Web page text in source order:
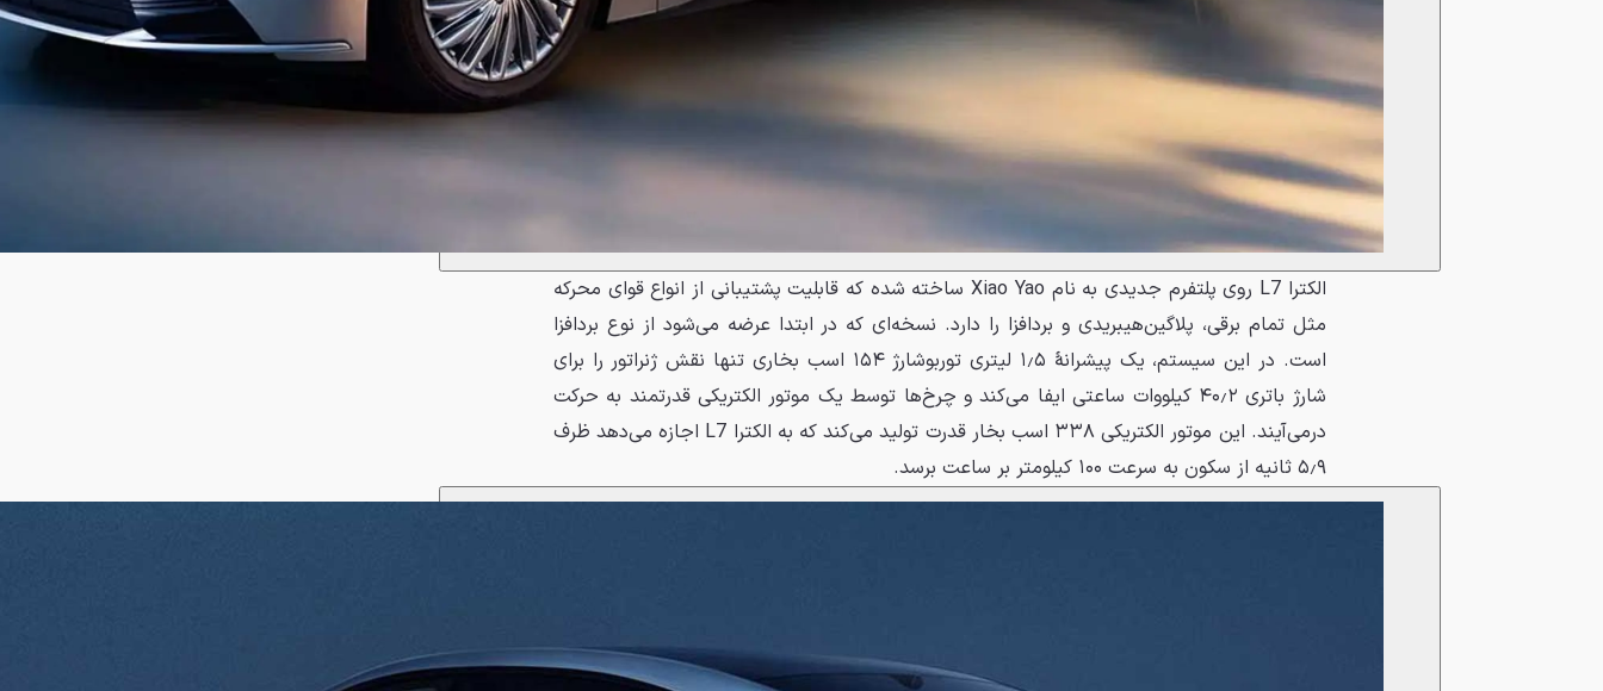
الکترا L7 روی پلتفرم جدیدی به نام Xiao Yao ساخته شده که قابلیت پشتیبانی از انواع قوای محرکه
مثل تمام برقی، پلاگین‌هیبریدی و بردافزا را دارد. نسخه‌ای که در ابتدا عرضه می‌شود از نوع بردافزا
است. در این سیستم، یک پیشرانهٔ ۱٫۵ لیتری توربوشارژ ۱۵۴ اسب بخاری تنها نقش ژنراتور را برای
شارژ باتری ۴۰٫۲ کیلووات ساعتی ایفا می‌کند و چرخ‌ها توسط یک موتور الکتریکی قدرتمند به حرکت
درمی‌آیند. این موتور الکتریکی ۳۳۸ اسب بخار قدرت تولید می‌کند که به الکترا L7 اجازه می‌دهد ظرف
۵٫۹ ثانیه از سکون به سرعت ۱۰۰ کیلومتر بر ساعت برسد.